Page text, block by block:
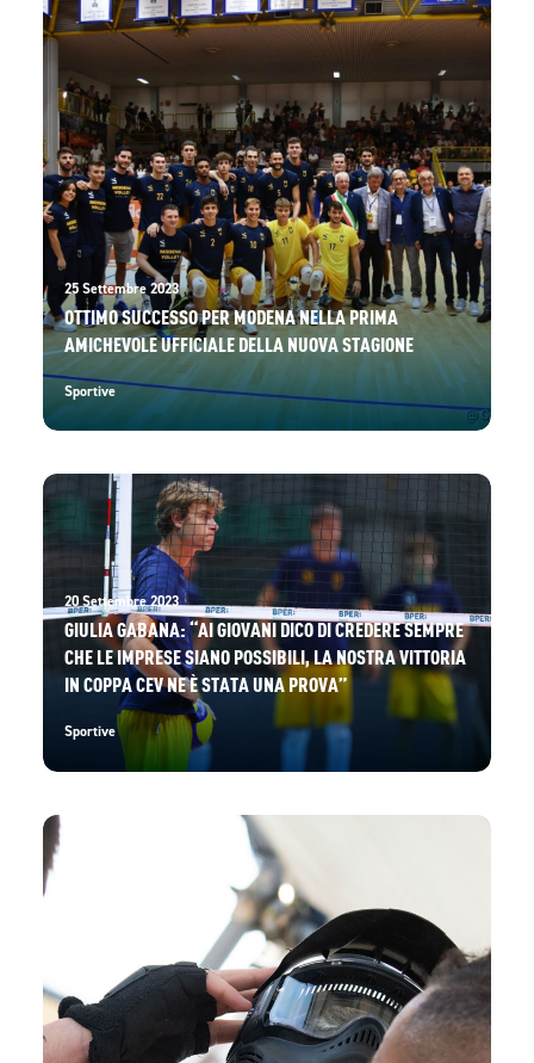
25 Settembre 2023
OTTIMO SUCCESSO PER MODENA NELLA PRIMA
AMICHEVOLE UFFICIALE DELLA NUOVA STAGIONE
Sportive
20 Settembre 2023
GIULIA GABANA: “AI GIOVANI DICO DI CREDERE SEMPRE
CHE LE IMPRESE SIANO POSSIBILI, LA NOSTRA VITTORIA
IN COPPA CEV NE È STATA UNA PROVA”
Sportive